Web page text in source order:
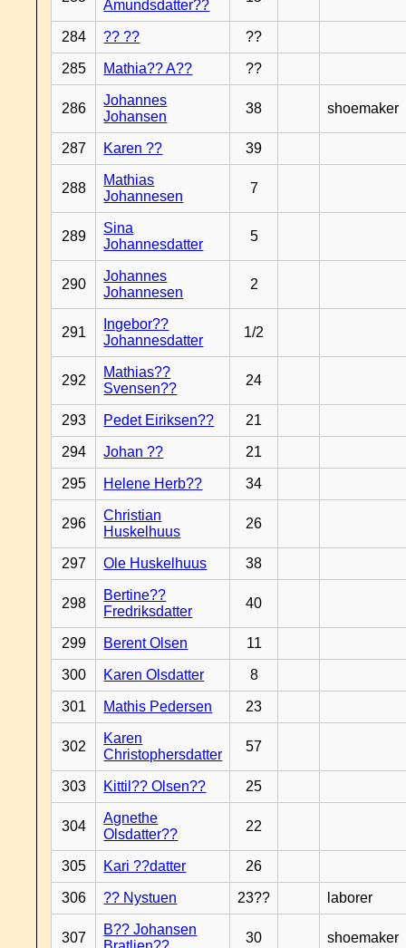
Amundsdatter??
284 ?? ?? ??
285 Mathia?? A?? ??
286
Johannes
Johansen
38 shoemaker
287 Karen ?? 39
288
Mathias
Johannesen
7
289
Sina
Johannesdatter
5
290
Johannes
Johannesen
2
291
Ingebor??
Johannesdatter
1/2
292
Mathias??
Svensen??
24
293 Pedet Eiriksen?? 21
294 Johan ?? 21
295 Helene Herb?? 34
296
Christian
Huskelhuus
26
297 Ole Huskelhuus 38
298
Bertine??
Fredriksdatter
40
299 Berent Olsen 11
300 Karen Olsdatter 8
301 Mathis Pedersen 23
302
Karen
Christophersdatter
57
303 Kittil?? Olsen?? 25
304
Agnethe
Olsdatter??
22
305 Kari ??datter 26
306 ?? Nystuen 23?? laborer
307
B?? Johansen
30 shoemaker